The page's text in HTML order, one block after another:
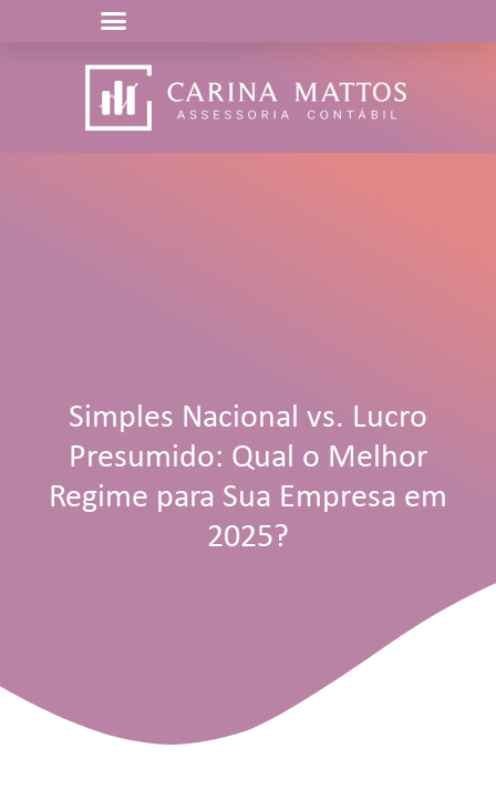
Simples Nacional vs. Lucro
Presumido: Qual o Melhor
Regime para Sua Empresa em
2025?